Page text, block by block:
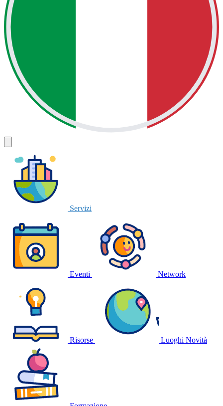
Servizi
Eventi Network
Risorse Luoghi Novità